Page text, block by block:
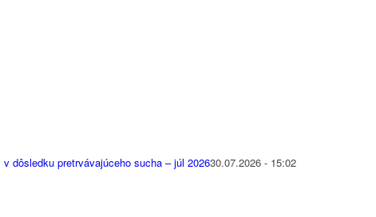
dôsledku pretrvávajúceho sucha – júl 202630.07.2026 - 15:02